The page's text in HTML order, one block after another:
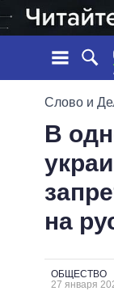
ЛЕНТА
СТАТЬИ
МНЕНИЯ
ОБЗОРЫ
ВСЕ
Слово и
В
на
ОБЩЕСТВО
27 января